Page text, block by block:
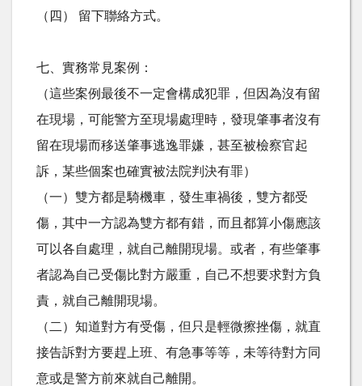
（四） 留下聯絡方式。
七、實務常見案例：
（這些案例最後不一定會構成犯罪，但因為沒有留
在現場，可能警方至現場處理時，發現肇事者沒有
留在現場而移送肇事逃逸罪嫌，甚至被檢察官起
訴，某些個案也確實被法院判決有罪）
（一）雙方都是騎機車，發生車禍後，雙方都受
傷，其中一方認為雙方都有錯，而且都算小傷應該
可以各自處理，就自己離開現場。或者，有些肇事
者認為自己受傷比對方嚴重，自己不想要求對方負
責，就自己離開現場。
（二）知道對方有受傷，但只是輕微擦挫傷，就直
接告訴對方要趕上班、有急事等等，未等待對方同
意或是警方前來就自己離開。